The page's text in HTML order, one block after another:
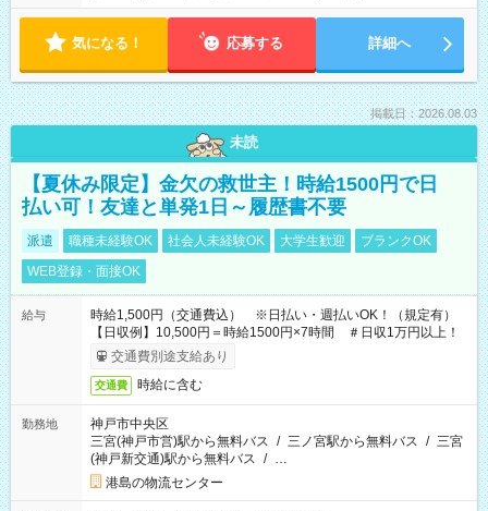
気になる！ 応募する 詳細へ
掲載日：2026.08.03
未読
【夏休み限定】金欠の救世主！時給1500円で日
払い可！友達と単発1日～履歴書不要
派遣 職種未経験OK 社会人未経験OK 大学生歓迎
ブランクOK
WEB登録・面接OK
給与
時給1,500円（交通費込） ※日払い・週払いOK！（規定有）
【日収例】10,500円＝時給1500円×7時間 ＃日収1万円以上！
交通費別途支給あり
交通費 時給に含む
勤務地
神戸市中央区
三宮(神戸市営)駅から無料バス / 三ノ宮駅から無料バス / 三宮
(神戸新交通)駅から無料バス / …
港島の物流センター